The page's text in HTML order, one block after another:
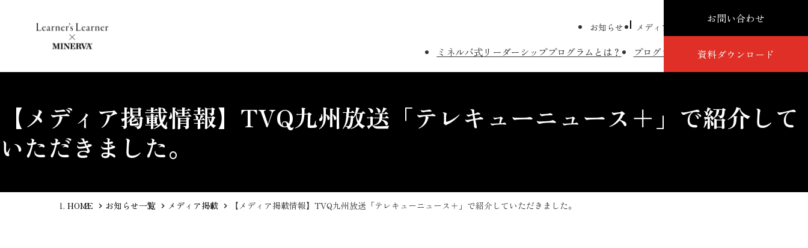
お知らせ メディア掲載 プレスリリース
ミネルバ式リーダーシッププログラムとは？ プログラム詳細 講師紹介 導入事例
お問い合わせ
資料ダウンロード
【メディア掲載情報】TVQ九州放送「テレキューニュース＋」で紹介して
いただきました。
HOME お知らせ一覧 メディア掲載 【メディア掲載情報】TVQ九州放送「テレキューニュース＋」で紹介していただきました。